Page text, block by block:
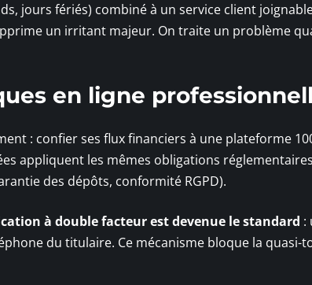
jours fériés) combiné à un service client
un irritant majeur. On traite un problème
en ligne
: confier ses flux financiers à une plateforme
appliquent les mêmes obligations
des dépôts, conformité RGPD).
à double facteur est devenue le standard :
du titulaire. Ce mécanisme bloque la quasi-